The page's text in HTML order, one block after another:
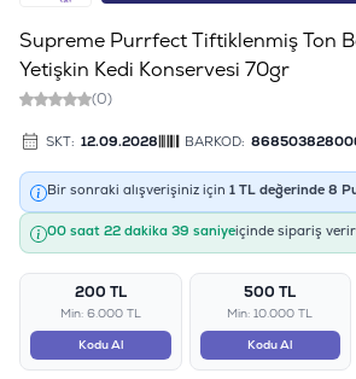
Supreme Purrfect Tiftiklenmiş Ton
Yetişkin Kedi Konservesi 70gr
(0)
SKT: 12.09.2028 BARKOD:
Bir sonraki alışverişiniz için 1 TL değerinde 8
00 saat 22 dakika 39 saniyeiçinde sipariş
200 TL
Min: 6.000 TL
Kodu Al
500 TL
Min: 10.000 TL
Kodu Al